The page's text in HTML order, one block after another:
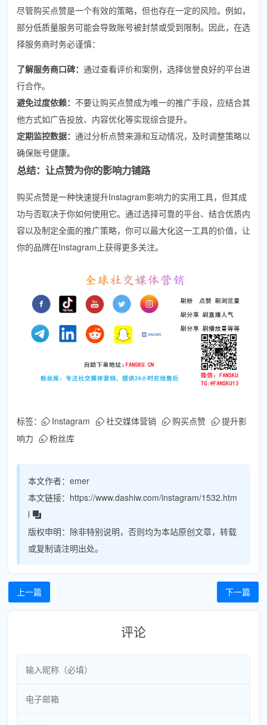
尽管购买点赞是一个有效的策略，但也存在一定的风险。例如，
部分低质量服务可能会导致账号被封禁或受到限制。因此，在选
择服务商时务必谨慎：
了解服务商口碑： 通过查看评价和案例，选择信誉良好的平台进
行合作。
避免过度依赖： 不要让购买点赞成为唯一的推广手段，应结合其
他方式如广告投放、内容优化等实现综合提升。
定期监控数据： 通过分析点赞来源和互动情况，及时调整策略以
确保账号健康。
总结：让点赞为你的影响力铺路
购买点赞是一种快速提升Instagram影响力的实用工具，但其成
功与否取决于你如何使用它。通过选择可靠的平台、结合优质内
容以及制定全面的推广策略，你可以最大化这一工具的价值，让
你的品牌在Instagram上获得更多关注。
标签： Instagram 社交媒体营销 购买点赞
提升影
响力
粉丝库
本文作者： emer
本文链接： https://www.dashiw.com/instagram/1532.htm
l
版权申明： 除非特别说明，否则均为本站原创文章，转载
或复制请注明出处。
上一篇 下一篇
评论